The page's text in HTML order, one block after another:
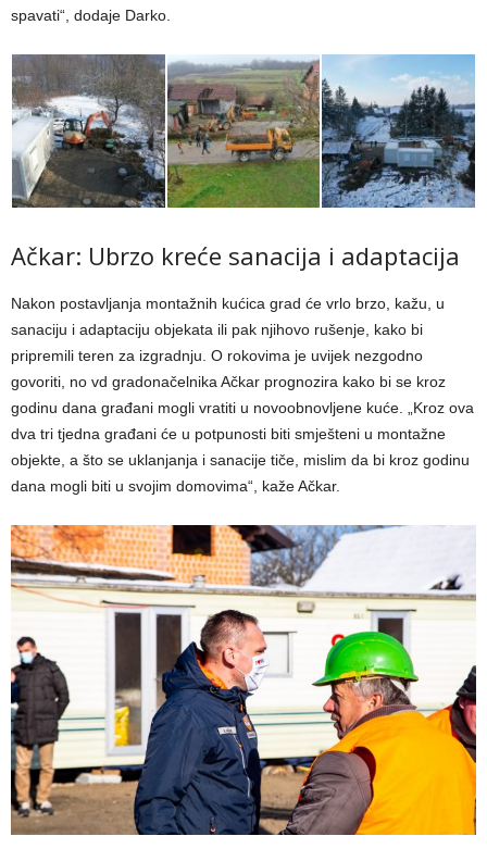
spavati“, dodaje Darko.
Ačkar: Ubrzo kreće sanacija i adaptacija
Nakon postavljanja montažnih kućica grad će vrlo brzo, kažu, u
sanaciju i adaptaciju objekata ili pak njihovo rušenje, kako bi
pripremili teren za izgradnju. O rokovima je uvijek nezgodno
govoriti, no vd gradonačelnika Ačkar prognozira kako bi se kroz
godinu dana građani mogli vratiti u novoobnovljene kuće. „Kroz ova
dva tri tjedna građani će u potpunosti biti smješteni u montažne
objekte, a što se uklanjanja i sanacije tiče, mislim da bi kroz godinu
dana mogli biti u svojim domovima“, kaže Ačkar.